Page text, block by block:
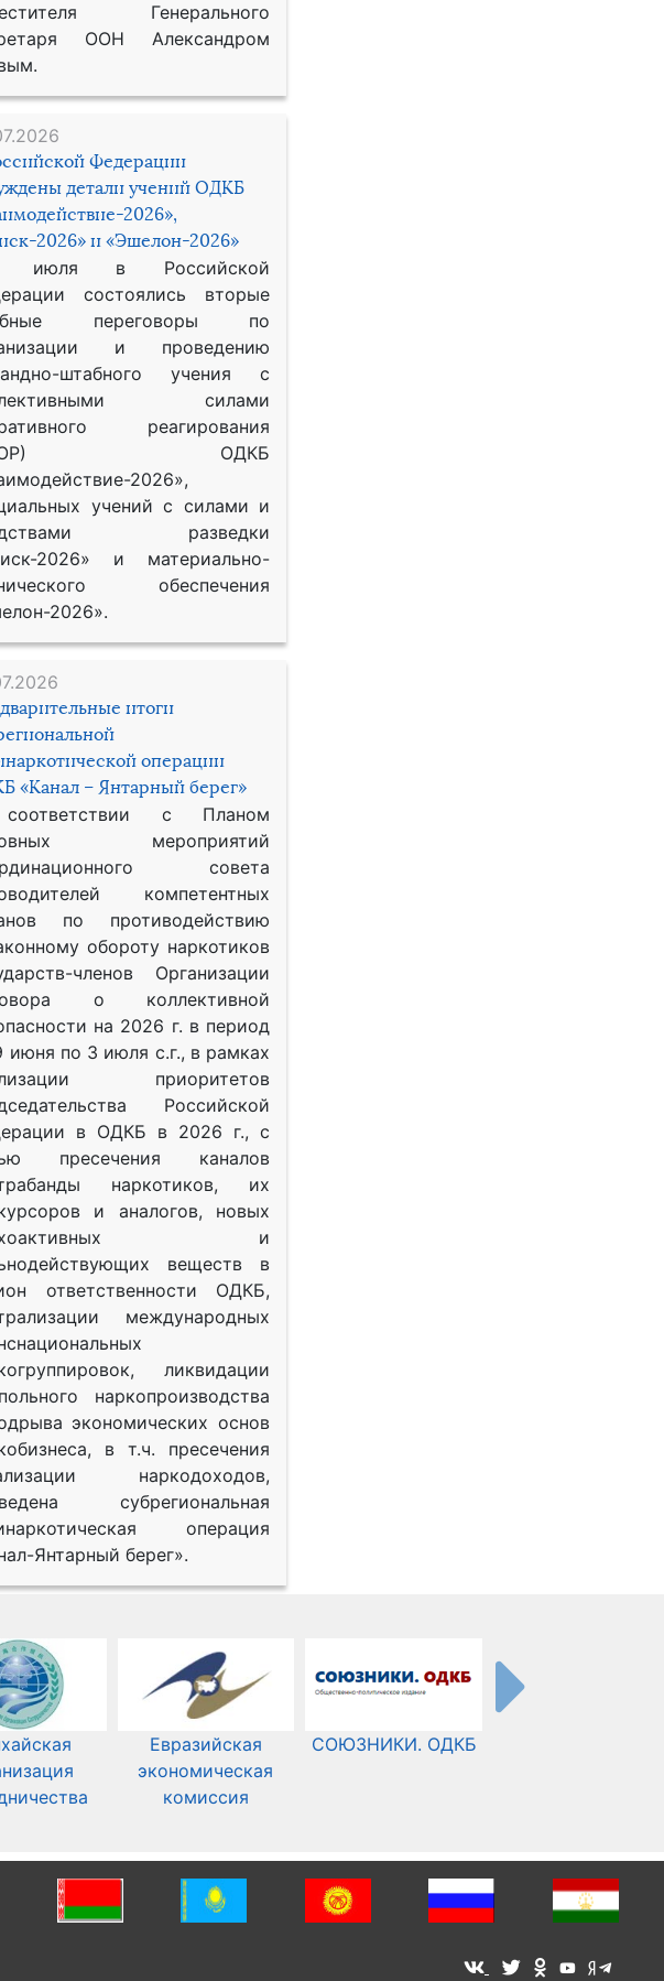
Генерального
ООН Александром
Федерации
детали учений ОДКБ
2026»,
2026» и «Эшелон-2026»
июля в Российской
состоялись вторые
переговоры по
и проведению
штабного учения с
силами
реагирования
ОДКБ
2026»,
учений с силами и
разведки
2026» и материально-
обеспечения
2026».
итоги
операции
«Канал – Янтарный берег»
с Планом
мероприятий
совета
компетентных
по противодействию
обороту наркотиков
членов Организации
о коллективной
на 2026 г. в период
июня по 3 июля с.г., в рамках
приоритетов
Российской
в ОДКБ в 2026 г., с
пресечения каналов
наркотиков, их
и аналогов, новых
и
веществ в
ответственности ОДКБ,
международных
ликвидации
наркопроизводства
экономических основ
в т.ч. пресечения
наркодоходов,
субрегиональная
операция
Янтарный берег».
Евразийская
экономическая
комиссия
СОЮЗНИКИ. ОДКБ